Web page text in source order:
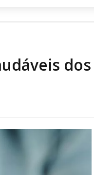
Exigente
Psiquiatria Dra Jandira Masur
dos